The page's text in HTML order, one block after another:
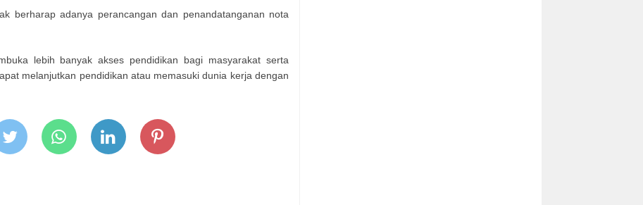
berharap adanya perancangan dan penandatanganan nota
lebih banyak akses pendidikan bagi masyarakat serta
melanjutkan pendidikan atau memasuki dunia kerja dengan